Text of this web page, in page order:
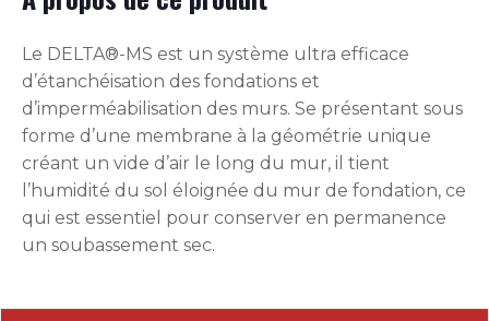
Le DELTA®-MS est un système ultra efficace
d’étanchéisation des fondations et
d’imperméabilisation des murs. Se présentant sous
forme d’une membrane à la géométrie unique
créant un vide d’air le long du mur, il tient
l’humidité du sol éloignée du mur de fondation, ce
qui est essentiel pour conserver en permanence
un soubassement sec.